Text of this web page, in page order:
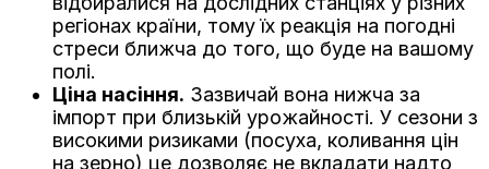
регіонах країни, тому їх реакція на погодні
стреси ближча до того, що буде на вашому
полі.
Ціна насіння. Зазвичай вона нижча за
імпорт при близькій урожайності. У сезони з
високими ризиками (посуха, коливання цін
на зерно) це дозволяє не вкладати надто